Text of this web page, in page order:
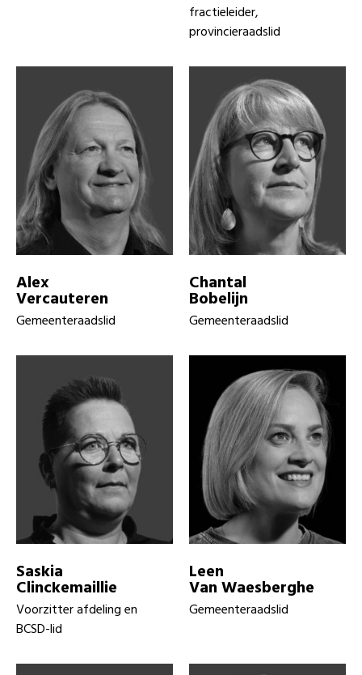
fractieleider,
provincieraadslid
Alex
Vercauteren
Gemeenteraadslid
Chantal
Bobelijn
Gemeenteraadslid
Saskia
Clinckemaillie
Voorzitter afdeling en
BCSD-lid
Leen
Van Waesberghe
Gemeenteraadslid